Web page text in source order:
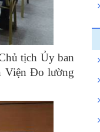
tịch Ủy ban
Viện Đo lường